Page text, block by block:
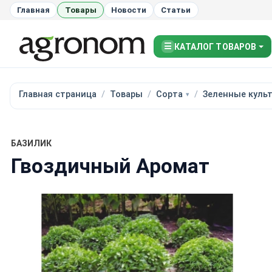
Главная Товары Новости Статьи
☰ КАТАЛОГ ТОВАРОВ
Главная страница Товары Сорта Зеленные
БАЗИЛИК
Гвоздичный Аромат